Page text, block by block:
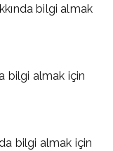
bilgi almak
bilgi almak için
bilgi almak için